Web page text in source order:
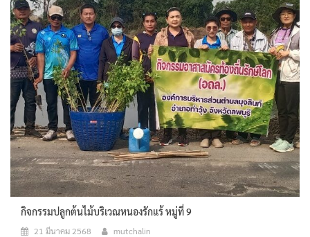
กิจกรรมปลูกต้นไม้บริเวณหนองรักแร้ หมู่ที่ 9
21 มีนาคม 2568 mutchalin